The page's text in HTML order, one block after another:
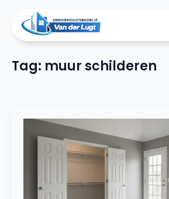
Tag: muur schilderen